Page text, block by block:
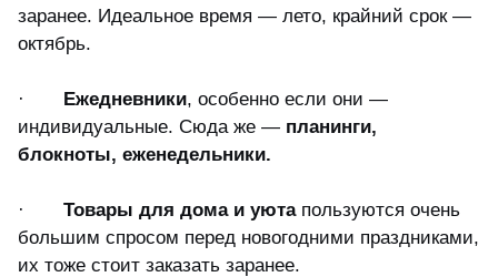
заранее. Идеальное время — лето, крайний срок —
октябрь.
· Ежедневники, особенно если они —
индивидуальные. Сюда же — планинги,
блокноты, еженедельники.
· Товары для дома и уюта пользуются очень
большим спросом перед новогодними праздниками,
их тоже стоит заказать заранее.